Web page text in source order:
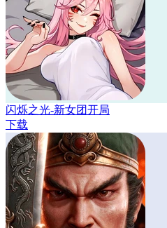
闪烁之光-新女团开局
下载